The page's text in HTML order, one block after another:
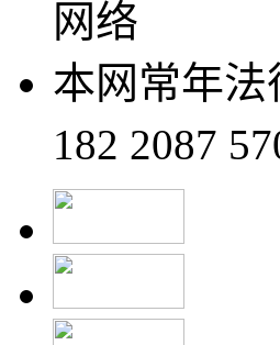
网络
本网常年
182 2087